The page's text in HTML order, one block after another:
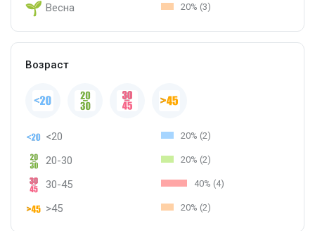
Весна 20% (3)
Возраст
<20 20% (2)
20-30 20% (2)
30-45 40% (4)
>45 20% (2)